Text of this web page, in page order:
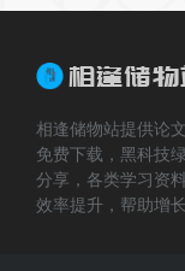
相逢储物站提供论
免费下载，黑科技
分享，各类学习资
效率提升，帮助增